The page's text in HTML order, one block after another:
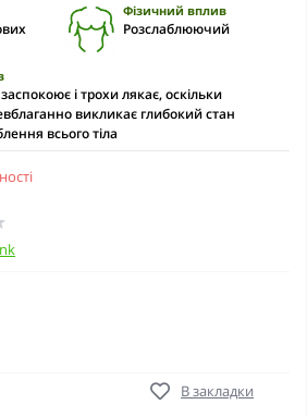
Фізичний вплив
Розслаблюючий
і трохи лякає, оскільки
викликає глибокий стан
всього тіла
В закладки